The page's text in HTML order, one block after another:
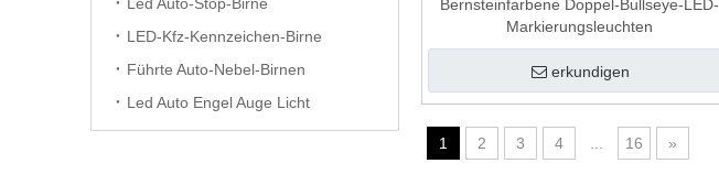
LED-Kfz-Kennzeichen-Birne
Führte Auto-Nebel-Birnen
Led Auto Engel Auge Licht
Bernsteinfarbene Doppel-Bullseye-LED-
Markierungsleuchten
erkundigen
1 2 3 4 16 »